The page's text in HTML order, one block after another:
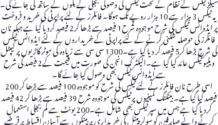
یہ ٹیکس 3 ہزار سے 10 ہزار روپے تک ہوگا۔ فائلرز کے لئے پراپرٹی کی خرید و فروخت
پر ایڈوانس ٹیکس کی شرح موجودہ شرح1 فیصد سے بڑھا کر2 فیصد کردیا گیا ہے جبکہ نان
فائلرز کی حوصلہ شکنی کرنے کے لئے پراپرٹی کے خریداروں کے لئے ایڈوانس ٹیکس
کی شرح بڑھا کر5 فیصد کر دیا گیا ہے۔1300 سی سی سے زیادہ کی موٹر گاڑیوں پر کیپٹل
ویلیو ٹیکس عائد کیا گیا ہے۔الیکٹرک انجن کی صورت میں قیمت کے2 فیصد کی شرح
سے ایڈوانس ٹیکس بھی وصول کیا جائے گا۔
اسی طرح نان فائلرز کے لئے ٹیکس کی شرح کو موجودہ 100 فیصد سے بڑھا کر 200
فیصد کیا گیاہے۔ بینکنگ کمپنیوں پرٹیکس کی موجودہ شرح 39 فیصد سے بڑھا کر 42 فیصد
کردیا گیا ہے جس میں سپر ٹیکس بھی شامل ہے۔200 یونٹ سے کم بجلی استعمال
کرنے والے صارفین کو سولر پینل کی خریداری پر بینکوں سے آسان اقساط پر قرضے